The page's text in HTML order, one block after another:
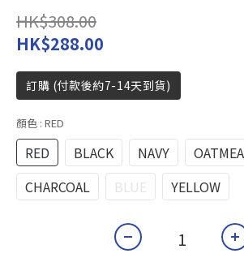
HK$308.00
HK$288.00
訂購 (付款後約7-14天到貨)
顏色 : RED
RED BLACK NAVY
CHARCOAL
BLUE YELLOW